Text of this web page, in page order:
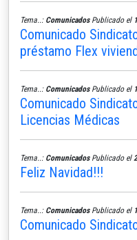
Tema..: ComunicadosPublicado el
Comunicado
préstamo Flex
Tema..: ComunicadosPublicado el
Comunicado
Licencias Médicas
Tema..: ComunicadosPublicado el
Feliz Navidad!!!
Tema..: ComunicadosPublicado el
Comunicado